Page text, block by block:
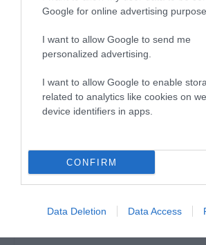
Google for online advertising
I want to allow Google to send me
personalized advertising.
I want to allow Google to enable
related to analytics like cookies on
device identifiers in apps.
CONFIRM
Data Deletion Data Access
σημειώνονται με *